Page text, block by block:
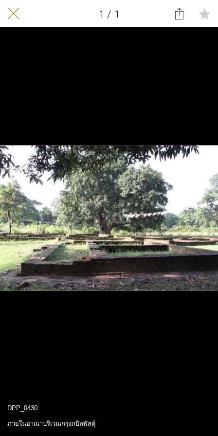
1 / 1
DPP_0430
ภายในอาณาบริเวณกรุงกบิลพัสดุ์